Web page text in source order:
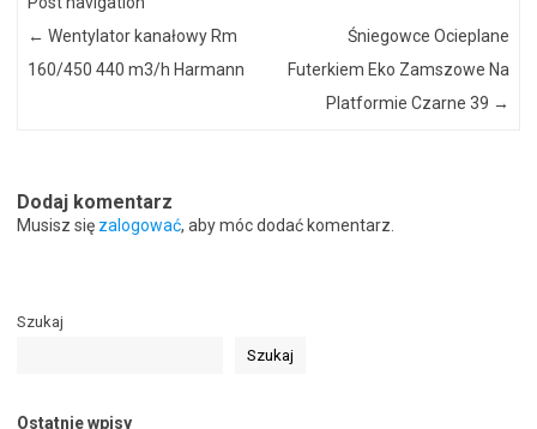
← Wentylator kanałowy Rm
160/450 440 m3/h Harmann
Śniegowce Ocieplane
Futerkiem Eko Zamszowe Na
Platformie Czarne 39 →
Dodaj komentarz
Musisz się zalogować, aby móc dodać komentarz.
Szukaj
Szukaj
Ostatnie wpisy